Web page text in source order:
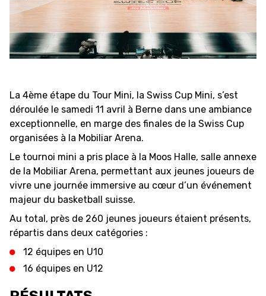
FÉDÉRATION
BASKET EN FAUTEUIL
ROULANT
GAMES
NEWS CENTER
SWISS BASKETBALL
TV
RESOURCE CENTER CALENDRIER
MEDIAS
La 4ème étape du Tour Mini, la Swiss Cup Mini, s’est
déroulée le samedi 11 avril à Berne dans une ambiance
exceptionnelle, en marge des finales de la Swiss Cup
organisées à la Mobiliar Arena.
Le tournoi mini a pris place à la Moos Halle, salle annexe
de la Mobiliar Arena, permettant aux jeunes joueurs de
vivre une journée immersive au cœur d’un événement
majeur du basketball suisse.
Au total, près de 260 jeunes joueurs étaient présents,
répartis dans deux catégories :
12 équipes en U10
16 équipes en U12